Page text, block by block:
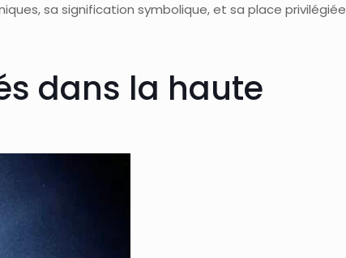
sa signification symbolique, et sa place privilégiée
dans la haute